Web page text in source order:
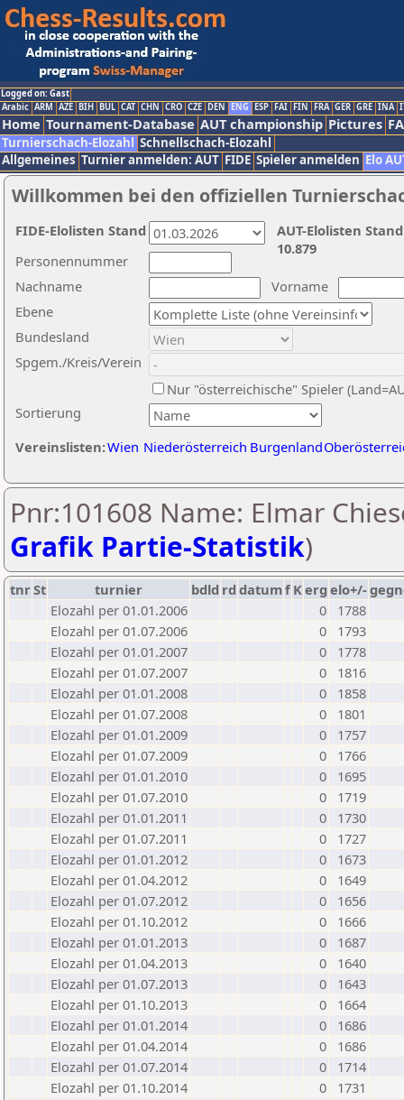
Logged on: Gast
Arabic ARM AZE BIH BUL CAT CHN CRO CZE DEN ENG ESP FAI FIN FRA GER GRE INA
Home Tournament-Database AUT championship Pictures
Turnierschach-Elozahl Schnellschach-Elozahl
Allgemeines Turnier anmelden: AUT FIDE Spieler anmelden Elo
Willkommen bei den offiziellen
Nachname
Vorname
Ebene
Sortierung
Personennummer
Bundesland
Spgem./Kreis/Verein
Nur "österreichische" Spieler
Vereinslisten:Wien Niederösterreich Burgenland
AUT-Elolisten
10.879
FIDE-Elolisten Stand
Pnr:101608 Name: Elmar
Grafik Partie-Statistik)
tnrSt turnier bdld rd datumf Kerg elo+/-
Elozahl per 01.01.2006
0
1788
Elozahl per 01.07.2006
0
1793
Elozahl per 01.01.2007
0
1778
Elozahl per 01.07.2007
0
1816
Elozahl per 01.01.2008
0
1858
Elozahl per 01.07.2008
0
1801
Elozahl per 01.01.2009
0
1757
Elozahl per 01.07.2009
0
1766
Elozahl per 01.01.2010
0
1695
Elozahl per 01.07.2010
0
1719
Elozahl per 01.01.2011
0
1730
Elozahl per 01.07.2011
0
1727
Elozahl per 01.01.2012
0
1673
Elozahl per 01.04.2012
0
1649
Elozahl per 01.07.2012
0
1656
Elozahl per 01.10.2012
0
1666
Elozahl per 01.01.2013
0
1687
Elozahl per 01.04.2013
0
1640
Elozahl per 01.07.2013
0
1643
Elozahl per 01.10.2013
0
1664
Elozahl per 01.01.2014
0
1686
Elozahl per 01.04.2014
0
1686
Elozahl per 01.07.2014
0
1714
Elozahl per 01.10.2014
0
1731